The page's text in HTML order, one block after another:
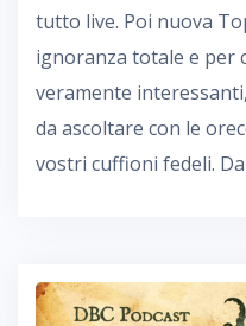
tutto live. Poi nuova
ignoranza totale e per
veramente
da ascoltare con le
vostri cuffioni fedeli.